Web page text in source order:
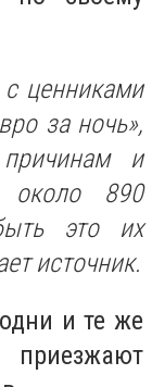
ценниками
за ночь»,
и
около 890
это их
источник.
и те же